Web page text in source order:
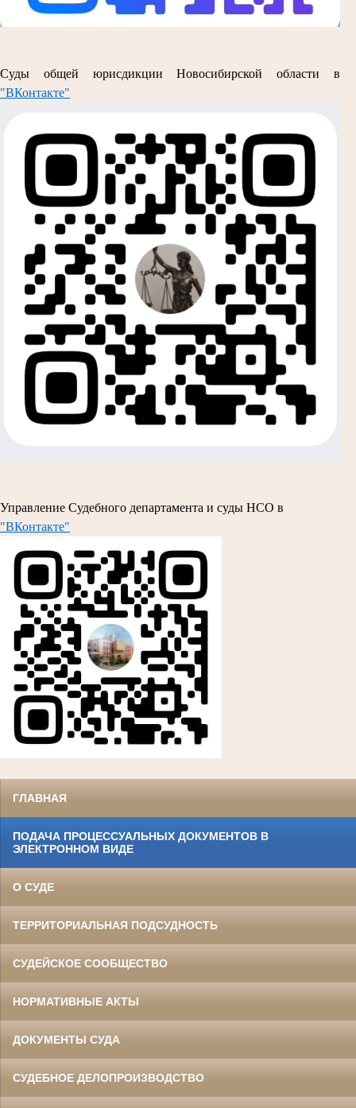
Суды общей юрисдикции Новосибирской области в
"ВКонтакте"
Управление Судебного департамента и суды НСО в
"ВКонтакте"
ГЛАВНАЯ
ПОДАЧА ПРОЦЕССУАЛЬНЫХ ДОКУМЕНТОВ В
ЭЛЕКТРОННОМ ВИДЕ
О СУДЕ
ТЕРРИТОРИАЛЬНАЯ ПОДСУДНОСТЬ
СУДЕЙСКОЕ СООБЩЕСТВО
НОРМАТИВНЫЕ АКТЫ
ДОКУМЕНТЫ СУДА
СУДЕБНОЕ ДЕЛОПРОИЗВОДСТВО